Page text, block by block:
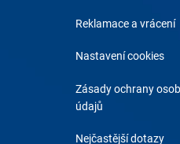
Reklamace a vrácení
Nastavení cookies
Zásady ochrany
údajů
Nejčastější dotazy